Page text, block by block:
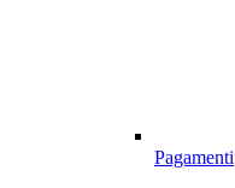
Pagamenti